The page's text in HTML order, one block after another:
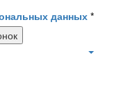
данных *